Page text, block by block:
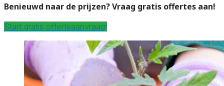
Benieuwd naar de prijzen? Vraag gratis offertes aan!
Start gratis offerteaanvraag!